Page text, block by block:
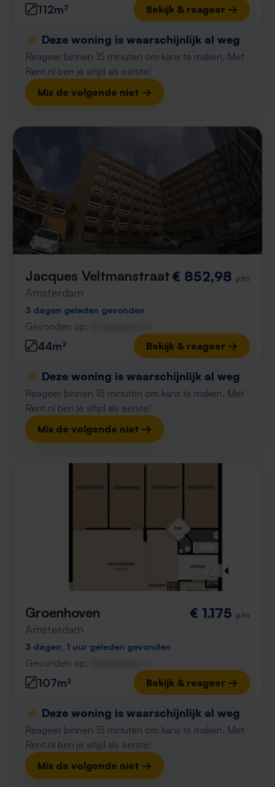
112m² Bekijk & reageer →
⚡️ Deze woning is waarschijnlijk al weg
Reageer binnen 15 minuten om kans te maken. Met
Rent.nl ben je altijd als eerste!
Mis de volgende niet →
Jacques Veltmanstraat
Amsterdam
€ 852,98 p/m
3 dagen geleden gevonden
Gevonden op:
44m² Bekijk & reageer →
⚡️ Deze woning is waarschijnlijk al weg
Reageer binnen 15 minuten om kans te maken. Met
Rent.nl ben je altijd als eerste!
Mis de volgende niet →
Groenhoven
Amsterdam
€ 1.175 p/m
3 dagen, 1 uur geleden gevonden
Gevonden op:
107m² Bekijk & reageer →
⚡️ Deze woning is waarschijnlijk al weg
Reageer binnen 15 minuten om kans te maken. Met
Rent.nl ben je altijd als eerste!
Mis de volgende niet →